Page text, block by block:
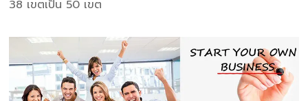
38 เขตเป็น 50 เขต